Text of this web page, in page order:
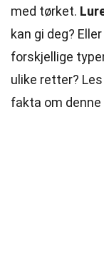
med tørket.
kan gi deg?
forskjellige
ulike retter?
fakta om